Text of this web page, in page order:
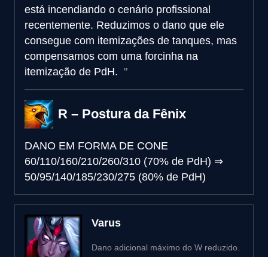
está incendiando o cenário profissional
recentemente. Reduzimos o dano que ele
consegue com itemizações de tanques, mas
compensamos com uma forcinha na
itemização de PdH.
R – Postura da Fênix
DANO EM FORMA DE CONE
60/110/160/210/260/310 (70% de PdH) ⇒
50/95/140/185/230/275 (80% de PdH)
Varus
Dano adicional máximo do W reduzido.